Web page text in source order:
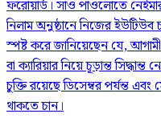
ফরোয়ার্ড। সাও পাওলোতে
নিলাম অনুষ্ঠানে নিজের ইউটিউব
স্পষ্ট করে জানিয়েছেন যে,
বা ক্যারিয়ার নিয়ে চূড়ান্ত
চুক্তি রয়েছে ডিসেম্বর পর্যন্ত এবং
থাকতে চান।